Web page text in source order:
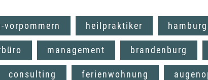
vorpommern heilpraktiker hamburg
management brandenburg
consulting ferienwohnung